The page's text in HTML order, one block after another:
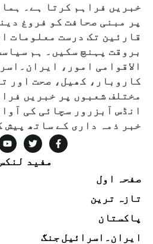
خبریں فراہم کرتا ہے۔
پر مبنی صحافت کو فروغ
قارئین تک درست معلومات
بروقت پہنچ سکیں۔ ہم
الاقوامی امور،
کاروبار، کھیل، صحت اور
مختلف شعبوں پر خبریں
انڈس آبزرور سچائی کی
خبر ذمہ داری کے ساتھ پیش
مفید
صفحہ اول
تازہ ترین
پاکستان
ایران۔اسرائیل جنگ